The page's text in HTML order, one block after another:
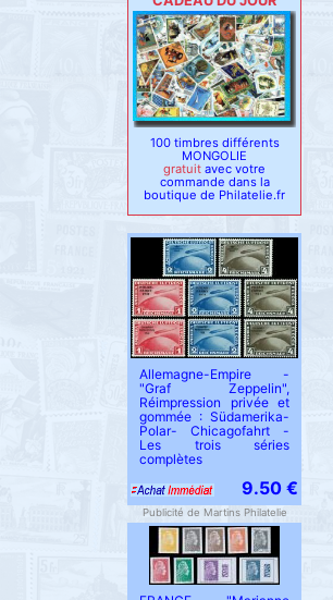
100 timbres différents
MONGOLIE
gratuit avec votre
commande dans la
boutique de Philatelie.fr
Allemagne-Empire -
"Graf Zeppelin",
Réimpression privée et
gommée : Südamerika-
Polar- Chicagofahrt -
Les trois séries
complètes
9.50 €
Publicité de Martins Philatelie